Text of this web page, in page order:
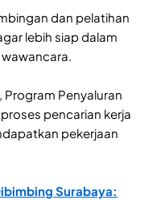
dan pelatihan
lebih siap dalam
Penyaluran
pencarian kerja
pekerjaan
Surabaya: